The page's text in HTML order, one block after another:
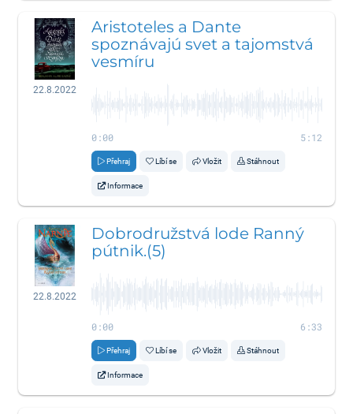
22.8.2022
Aristoteles a Dante
spoznávajú svet a tajomstvá
vesmíru
0:00 5:12
Přehraj Líbí se Vložit Stáhnout
Informace
22.8.2022
Dobrodružstvá lode Ranný
pútnik.(5)
0:00 6:33
Přehraj Líbí se Vložit Stáhnout
Informace